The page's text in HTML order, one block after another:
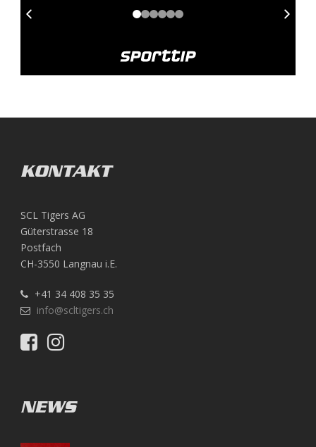
KONTAKT
SCL Tigers AG
Güterstrasse 18
Postfach
CH-3550 Langnau i.E.
+41 34 408 35 35
info@scltigers.ch
NEWS